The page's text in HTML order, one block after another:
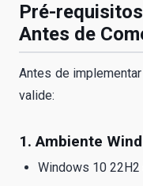
Pré-
Antes de
Antes de
valide:
1. Ambiente
Windows 10 22H2